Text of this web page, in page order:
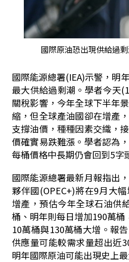
國際原油恐出現供給過
國際能源總署(IEA)示警，明
最大供給過剩潮。學者今天
關稅影響，今年全球下半年
縮，但全球產油國卻在增產
支撐油價，種種因素交織，
價確實易跌難漲。學者認為
每桶價格中長期仍會回到5字
國際能源總署最新月報指出
夥伴國(OPEC+)將在9月大
增產，預估今年全球石油供
桶、明年則每日增加190萬桶
10萬桶與130萬桶大增。報
供應量可能較需求量超出近
明年國際原油可能出現史上